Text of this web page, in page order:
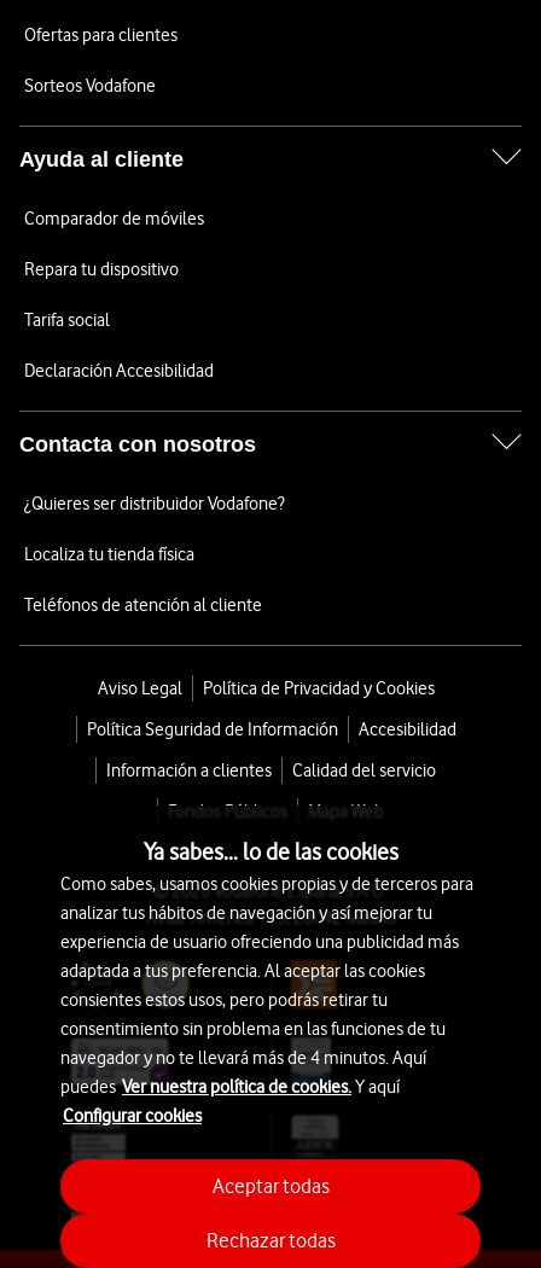
Ofertas para clientes
Sorteos Vodafone
Ayuda al cliente
Comparador de móviles
Repara tu dispositivo
Tarifa social
Declaración Accesibilidad
Contacta con nosotros
¿Quieres ser distribuidor Vodafone?
Localiza tu tienda física
Teléfonos de atención al cliente
Aviso Legal
Política de Privacidad y Cookies
Política Seguridad de Información
Accesibilidad
Información a clientes
Calidad del servicio
Fondos Públicos
Mapa Web
© 2026 Vodafone España S.A.U.
Avda. América 115, 28042 Madrid
Ya sabes... lo de las cookies
Como sabes, usamos cookies propias y de terceros para
analizar tus hábitos de navegación y así mejorar tu
experiencia de usuario ofreciendo una publicidad más
adaptada a tus preferencia. Al aceptar las cookies
consientes estos usos, pero podrás retirar tu
consentimiento sin problema en las funciones de tu
navegador y no te llevará más de 4 minutos. Aquí
puedesVer nuestra política de cookies.Y aquí
Configurar cookies
Rechazar todas
Aceptar todas